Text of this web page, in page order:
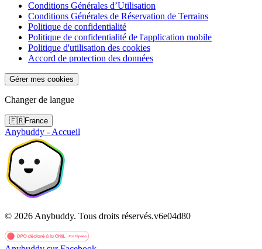
Conditions Générales d’Utilisation
Conditions Générales de Réservation de Terrains
Politique de confidentialité
Politique de confidentialité de l'application mobile
Politique d'utilisation des cookies
Accord de protection des données
Gérer mes cookies
Changer de langue
🇫🇷France
Anybuddy - Accueil
© 2026 Anybuddy. Tous droits réservés.v6e04d80